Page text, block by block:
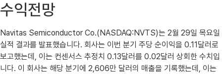
수익전망
Navitas Semiconductor Co.(NASDAQ:NVTS)는 2월 29일 목요일
실적 결과를 발표했습니다. 회사는 이번 분기 주당 순이익을 0.11달러로
보고했는데, 이는 컨센서스 추정치 0.13달러를 0.02달러 상회한 수치입
니다. 이 회사는 해당 분기에 2,606만 달러의 매출을 기록했는데, 이는